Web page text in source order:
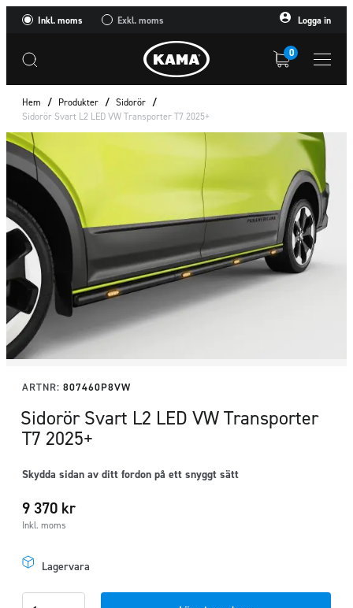
Inkl. moms Exkl. moms Logga in
0
Hem / Produkter / Sidorör /
Sidorör Svart L2 LED VW Transporter T7 2025+
ARTNR: 807460P8VW
Sidorör Svart L2 LED VW Transporter
T7 2025+
Skydda sidan av ditt fordon på ett snyggt sätt
9 370 kr
Inkl. moms
Lagervara